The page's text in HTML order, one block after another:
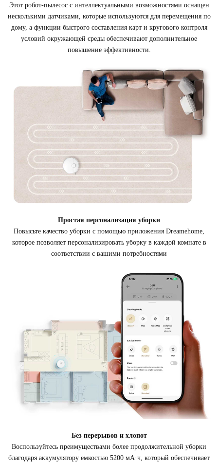
Этот робот-пылесос с интеллектуальными возможностями оснащен
несколькими датчиками, которые используются для перемещения по
дому, а функции быстрого составления карт и кругового контроля
условий окружающей среды обеспечивают дополнительное
повышение эффективности.
Простая персонализация уборки
Повысьте качество уборки с помощью приложения Dreamehome,
которое позволяет персонализировать уборку в каждой комнате в
соответствии с вашими потребностями
Без перерывов и хлопот
Воспользуйтесь преимуществами более продолжительной уборки
благодаря аккумулятору емкостью 5200 мА·ч, который обеспечивает